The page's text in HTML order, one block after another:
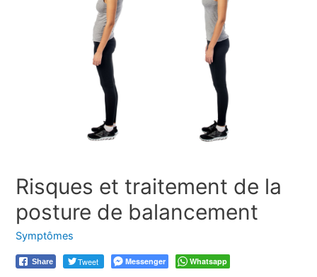
Risques et traitement de la
posture de balancement
Symptômes
Share Tweet Messenger Whatsapp